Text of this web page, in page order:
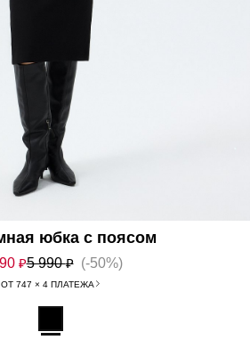
юбка с поясом
₽5 990₽ (-50%)
ОТ 747 × 4 ПЛАТЕЖА